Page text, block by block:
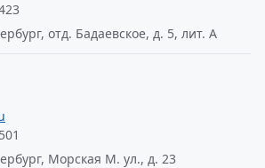
отд. Бадаевское, д. 5, лит. А
Морская М. ул., д. 23